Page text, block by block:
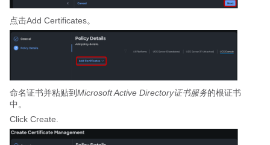
点击Add Certificates。
命名证书并粘贴到 Microsoft Active Directory证书服务的根证书
中。
Click Create.